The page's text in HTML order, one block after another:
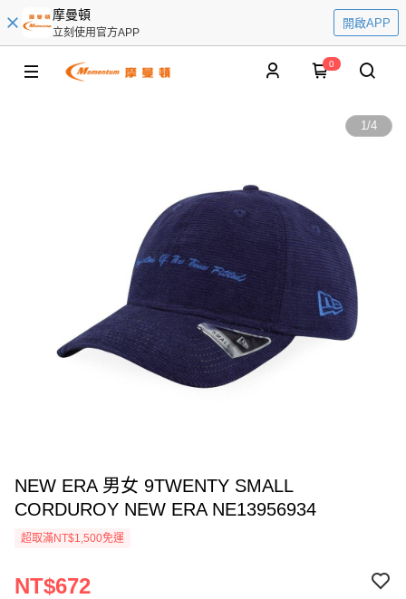
摩曼頓
立刻使用官方APP
開啟APP
0
1/4
NEW ERA 男女 9TWENTY SMALL
CORDUROY NEW ERA NE13956934
超取滿NT$1,500免運
NT$672